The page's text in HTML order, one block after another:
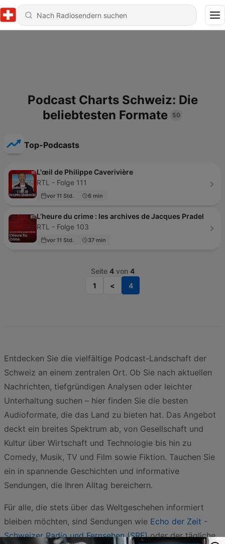
Podcast Charts Schweiz: Die
beliebtesten Formate
50
Top-Podcasts
L'œil de Philippe Caverivière
RTL - Folge 111
vor 11 Std. 6 min
L’heure du crime : les archives de Jacques Pradel
RTL - Folge 103
vor 11 Std. 37 min
Seite 4von 4
1
< 4
Entdecken Sie die vielfältige Podcast-Landschaft der
Schweiz an einem zentralen Ort. Ob Sie nach aktuellen
Nachrichten, tiefgründigen Analysen oder leichter
Unterhaltung suchen – hier finden Sie die besten
Audioformate, die das Land zu bieten hat. Das Angebot
deckt ein breites Spektrum ab, von Gesellschaft und
Kultur über Wirtschaft und Technologie bis hin zu
Comedy, Musik, TV und Film sowie Fiktion. Tauchen Sie
ein in spannende Geschichten und informative
Sendungen, die Ihren Alltag bereichern.
Für alle, die stets über das Weltgeschehen informiert
bleiben möchten, sind Sendungen wie Echo der Zeit -
Schweizer Radio und Fernsehen (SRF)oder der tägliche